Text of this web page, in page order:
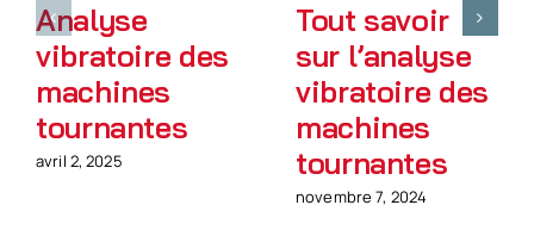
Analyse
vibratoire des
machines
tournantes
avril 2, 2025
Tout savoir
sur l’analyse
vibratoire des
machines
tournantes
novembre 7, 2024